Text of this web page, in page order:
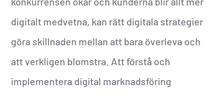
digitalt medvetna, kan rätt digitala strategier
göra skillnaden mellan att bara överleva och
att verkligen blomstra. Att förstå och
implementera digital marknadsföring